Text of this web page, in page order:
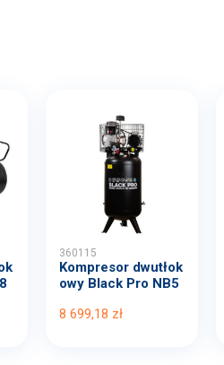
360115
Kompresor dwutłok
owy Black Pro NB5
8 699,18 zł